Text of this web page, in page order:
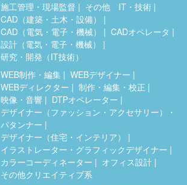
施工管理・現場監督
その他 IT・技術
CAD（建築・土木・設備）
CAD（電気・電子・機械）
CADオペレータ
設計（電気・電子・機械）
研究・開発（IT技術）
WEB制作・編集
WEBデザイナー
WEBディレクター
制作・編集・校正
映像・音響
DTPオペレーター
デザイナー（ファッション・アクセサリー）・
パタンナー
デザイナー（住宅・インテリア）
イラストレーター・グラフィックデザイナー
カラーコーディネーター
オフィス設計
その他クリエイティブ系